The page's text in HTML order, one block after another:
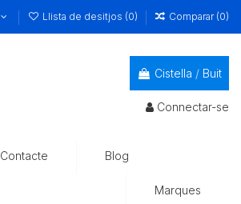
Llista de desitjos (0) Comparar (0)
Cistella / Buit
Connectar-se
Contacte Blog
Marques